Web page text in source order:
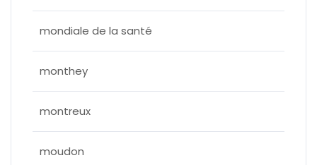
mondiale de la santé
monthey
montreux
moudon